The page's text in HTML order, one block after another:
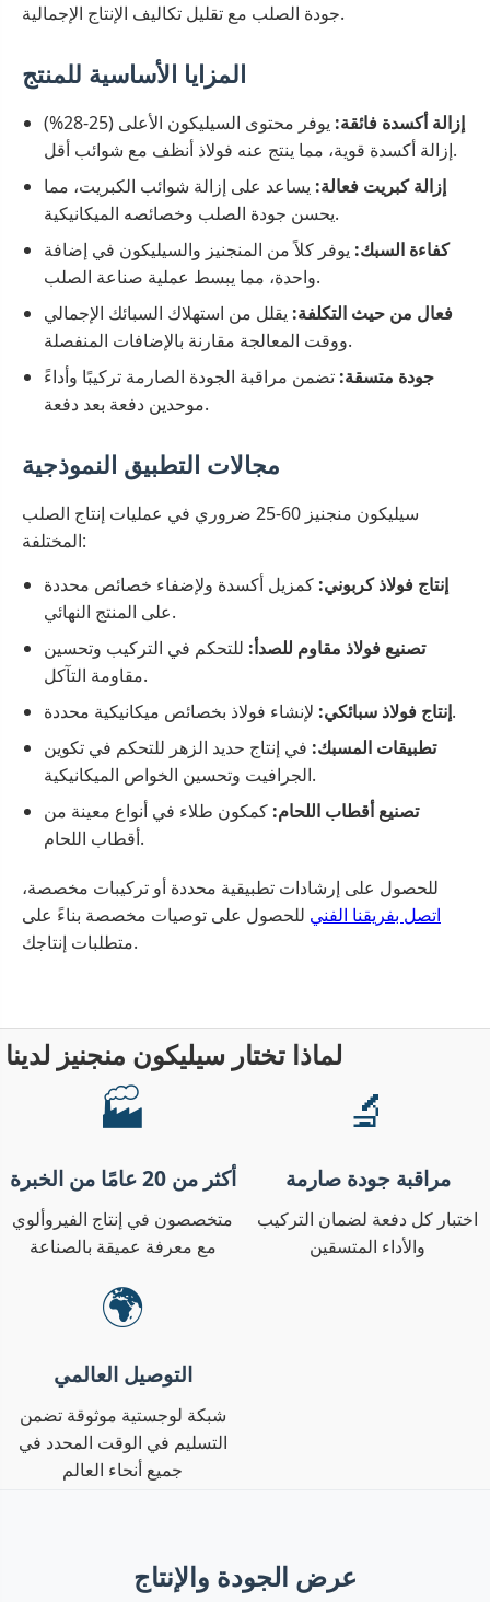
جودة الصلب مع تقليل تكاليف الإنتاج الإجمالية.
المزايا الأساسية للمنتج
إزالة أكسدة فائقة:
يوفر محتوى السيليكون الأعلى (25-28%)
إزالة أكسدة قوية، مما ينتج عنه فولاذ أنظف مع شوائب أقل.
إزالة كبريت فعالة: يساعد على إزالة شوائب الكبريت، مما
يحسن جودة الصلب وخصائصه الميكانيكية.
كفاءة السبك: يوفر كلاً من المنجنيز والسيليكون في إضافة
واحدة، مما يبسط عملية صناعة الصلب.
فعال من حيث التكلفة: يقلل من استهلاك السبائك الإجمالي
ووقت المعالجة مقارنة بالإضافات المنفصلة.
جودة متسقة: تضمن مراقبة الجودة الصارمة تركيبًا وأداءً
موحدين دفعة بعد دفعة.
مجالات التطبيق النموذجية
سيليكون منجنيز 60-25 ضروري في عمليات إنتاج الصلب
المختلفة:
إنتاج فولاذ كربوني: كمزيل أكسدة ولإضفاء خصائص محددة
على المنتج النهائي.
تصنيع فولاذ مقاوم للصدأ: للتحكم في التركيب وتحسين
مقاومة التآكل.
إنتاج فولاذ سبائكي:لإنشاء فولاذ بخصائص ميكانيكية محددة.
تطبيقات المسبك: في إنتاج حديد الزهر للتحكم في تكوين
الجرافيت وتحسين الخواص الميكانيكية.
تصنيع أقطاب اللحام: كمكون طلاء في أنواع معينة من
أقطاب اللحام.
للحصول على إرشادات تطبيقية محددة أو تركيبات مخصصة،
اتصل بفريقنا الفني للحصول على توصيات مخصصة بناءً على
متطلبات إنتاجك.
لماذا تختار سيليكون منجنيز لدينا
🏭
أكثر من 20 عامًا من الخبرة
متخصصون في إنتاج الفيروألوي
مع معرفة عميقة بالصناعة
🔬
مراقبة جودة صارمة
اختبار كل دفعة لضمان التركيب
والأداء المتسقين
🌍
التوصيل العالمي
شبكة لوجستية موثوقة تضمن
التسليم في الوقت المحدد في
جميع أنحاء العالم
عرض الجودة والإنتاج